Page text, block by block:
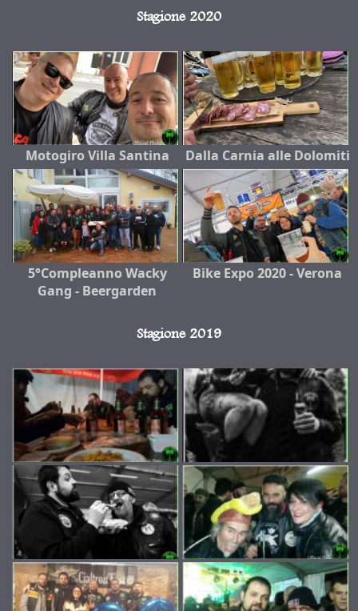
Stagione 2020
Motogiro Villa Santina Dalla Carnia alle Dolomiti
5°Compleanno Wacky
Gang - Beergarden
Bike Expo 2020 - Verona
Stagione 2019